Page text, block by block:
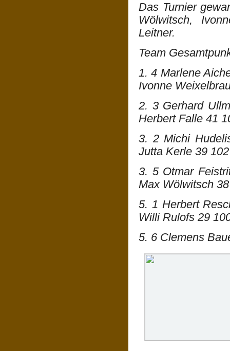
Das Turnier
Wölwitsch,
Leitner.
Team
1. 4 Marlene
Ivonne
2. 3 Gerhard
Herbert Falle 41
3. 2 Michi
Jutta Kerle 39 102
3. 5 Otmar
Max Wölwitsch
5. 1 Herbert
Willi Rulofs 29
5. 6 Clemens